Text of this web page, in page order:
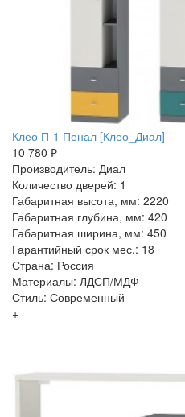
Клео П-1 Пенал [Клео_Диал]
10 780 ₽
Производитель: Диал
Количество дверей: 1
Габаритная высота, мм: 2220
Габаритная глубина, мм: 420
Габаритная ширина, мм: 450
Гарантийный срок мес.: 18
Страна: Россия
Материалы: ЛДСП/МДФ
Стиль: Современный
+